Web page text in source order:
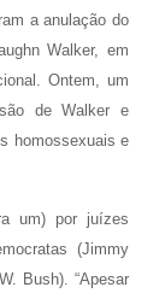
a anulação do
Walker, em
Ontem, um
de Walker e
homossexuais e
um) por juízes
(Jimmy
Bush). “Apesar